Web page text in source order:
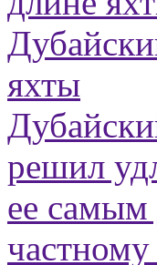
яхты
решил
ее